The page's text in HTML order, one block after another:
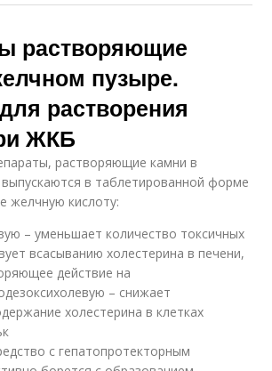
растворяющие
пузыре.
растворения
ЖКБ
растворяющие камни в
в таблетированной форме
желчную кислоту:
– уменьшает количество токсичных
всасыванию холестерина в печени,
действие на
– снижает
холестерина в клетках
с гепатопротекторным